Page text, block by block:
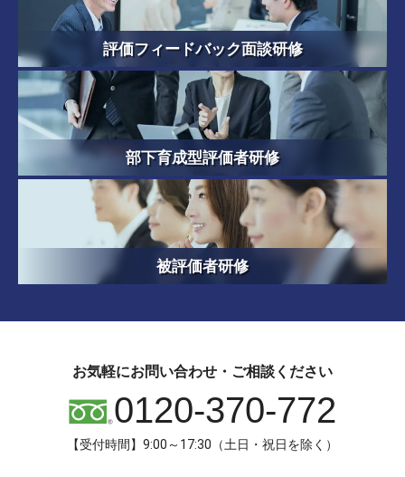
評価フィードバック面談研修
部下育成型評価者研修
被評価者研修
お気軽にお問い合わせ・ご相談ください
0120-370-772
【受付時間】9:00～17:30（土日・祝日を除く）